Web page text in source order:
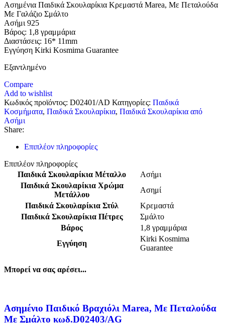
Ασημένια Παιδικά Σκουλαρίκια Κρεμαστά Marea, Με Πεταλούδα
Με Γαλάζιο Σμάλτο
Ασήμι 925
Βάρος: 1,8 γραμμάρια
Διαστάσεις: 16* 11mm
Εγγύηση Kirki Kosmima Guarantee
Εξαντλημένο
Compare
Add to wishlist
Κωδικός προϊόντος: D02401/AD Κατηγορίες: Παιδικά
Κοσμήματα, Παιδικά Σκουλαρίκια, Παιδικά Σκουλαρίκια από
Ασήμι
Share:
Επιπλέον πληροφορίες
Επιπλέον πληροφορίες
Παιδικά Σκουλαρίκια Μέταλλο
Ασήμι
Παιδικά Σκουλαρίκια Χρώμα
Μετάλλου
Ασημί
Παιδικά Σκουλαρίκια Στύλ
Κρεμαστά
Παιδικά Σκουλαρίκια Πέτρες
Σμάλτο
Βάρος
1,8 γραμμάρια
Εγγύηση
Kirki Kosmima
Guarantee
Μπορεί να σας αρέσει...
Ασημένιο Παιδικό Βραχιόλι Marea, Με Πεταλούδα
Με Σμάλτο κωδ.D02403/AG